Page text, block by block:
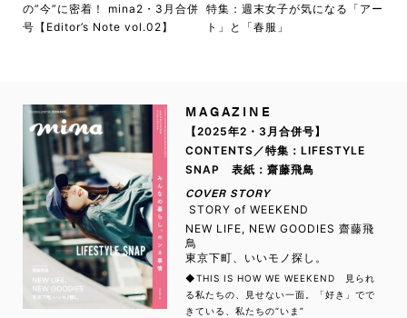
の”今”に密着！ mina2・3月合併
号【Editor’s Note vol.02】
特集：週末女子が気になる「アー
ト」と「春服」
MAGAZINE
【2025年2・3月合併号】
CONTENTS／特集：LIFESTYLE
SNAP 表紙：齋藤飛鳥
COVER STORY
STORY of WEEKEND
NEW LIFE, NEW GOODIES 齋藤飛
鳥
東京下町、いいモノ探し。
◆THIS IS HOW WE WEEKEND 見られ
る私たちの、見せない一面。「好き」でで
きている、私たちの“いま”